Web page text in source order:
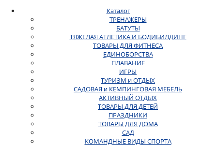
Каталог
ТРЕНАЖЕРЫ
БАТУТЫ
ТЯЖЕЛАЯ АТЛЕТИКА И БОДИБИЛДИНГ
ТОВАРЫ ДЛЯ ФИТНЕСА
ЕДИНОБОРСТВА
ПЛАВАНИЕ
ИГРЫ
ТУРИЗМ и ОТДЫХ
САДОВАЯ и КЕМПИНГОВАЯ МЕБЕЛЬ
АКТИВНЫЙ ОТДЫХ
ТОВАРЫ ДЛЯ ДЕТЕЙ
ПРАЗДНИКИ
ТОВАРЫ ДЛЯ ДОМА
САД
КОМАНДНЫЕ ВИДЫ СПОРТА